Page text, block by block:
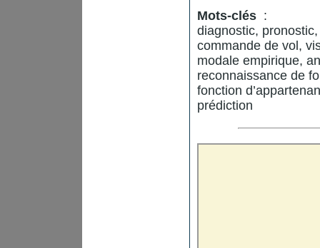
Mots-clés :
diagnostic,
commande de vol,
modale empirique,
reconnaissance de
fonction
prédiction